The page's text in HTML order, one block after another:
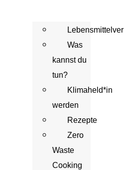
Was
kannst du
tun?
Klimaheld*in
werden
Rezepte
Zero
Waste
Cooking